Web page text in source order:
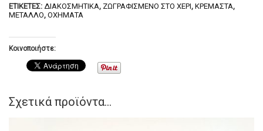
ΕΤΙΚΈΤΕΣ: ΔΙΑΚΟΣΜΗΤΙΚΆ, ΖΩΓΡΑΦΙΣΜΈΝΟ ΣΤΟ ΧΈΡΙ, ΚΡΕΜΑΣΤΆ,
ΜΈΤΑΛΛΟ, ΟΧΉΜΑΤΑ
Κοινοποιήστε:
Σχετικά προϊόντα...